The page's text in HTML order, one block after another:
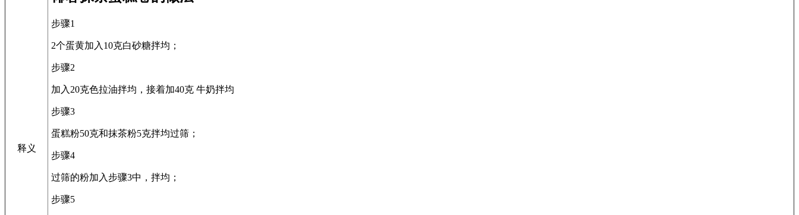
释义
步骤1
2个蛋黄加入10克白砂糖拌均；
步骤2
加入20克色拉油拌均，接着加40克 牛奶拌均
步骤3
蛋糕粉50克和抹茶粉5克拌均过筛；
步骤4
过筛的粉加入步骤3中，拌均；
步骤5